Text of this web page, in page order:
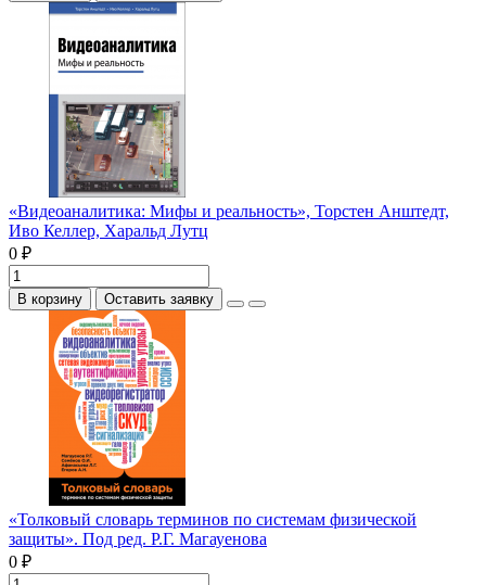
«Видеоаналитика: Мифы и реальность», Торстен Анштедт,
Иво Келлер, Харальд Лутц
0 ₽
В корзину Оставить заявку
«Толковый словарь терминов по системам физической
защиты». Под ред. Р.Г. Магауенова
0 ₽